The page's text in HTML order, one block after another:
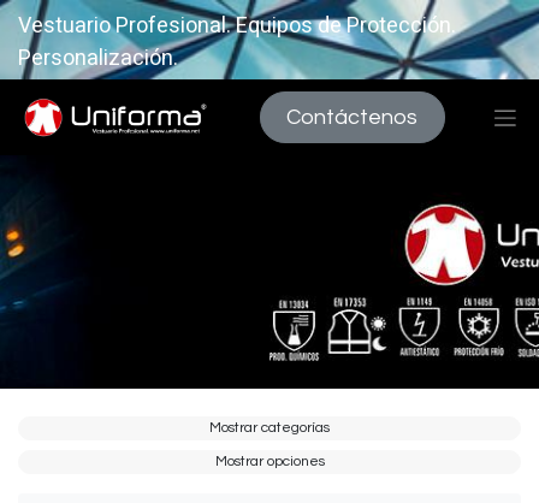
Vestuario Profesional. Equipos de Protección.
Personalización.
Contáctenos
Mostrar categorías
Mostrar opciones